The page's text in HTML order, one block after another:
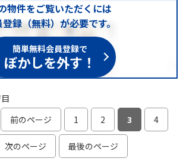
物件をご覧いただくには
録（無料）が必要です。
簡単無料会員登録で
ぼかしを外す！
前のページ 1 2 3 4
次のページ 最後のページ